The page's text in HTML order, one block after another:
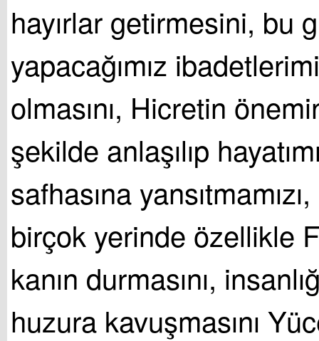
hayırlar getirmesini, bu
yapacağımız
olmasını, Hicretin
şekilde anlaşılıp
safhasına
birçok yerinde özellikle
kanın durmasını,
huzura kavuşmasını